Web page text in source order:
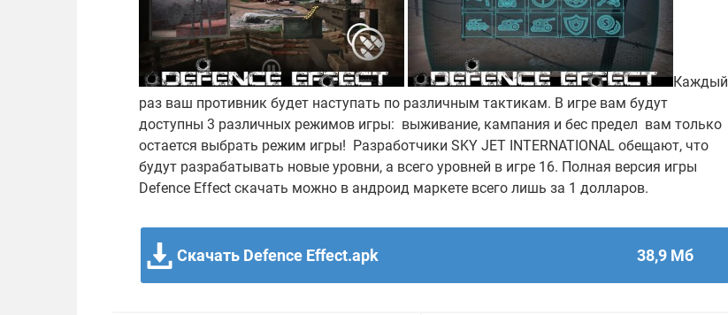
Каждый
раз ваш противник будет наступать по различным тактикам. В игре вам будут
доступны 3 различных режимов игры: выживание, кампания и бес предел вам только
остается выбрать режим игры! Разработчики SKY JET INTERNATIONAL обещают, что
будут разрабатывать новые уровни, а всего уровней в игре 16. Полная версия игры
Defence Effect скачать можно в андроид маркете всего лишь за 1 долларов.
Скачать Defence Effect.apk 38,9 Мб